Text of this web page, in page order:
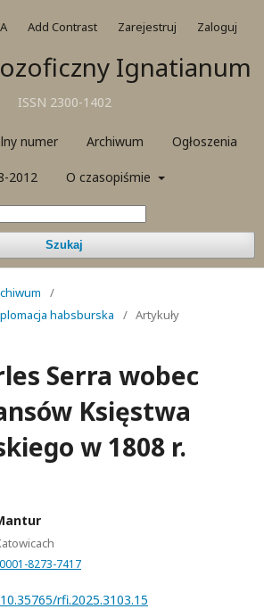
Ignatianum
ISSN 2300-1402
numer Archiwum Ogłoszenia
2012 O czasopiśmie
Szukaj
Add Contrast Zarejestruj Zaloguj
/
habsburska
/ Artykuły
Serra wobec
Księstwa
w 1808 r.
8273-7417
rfi.2025.3103.15